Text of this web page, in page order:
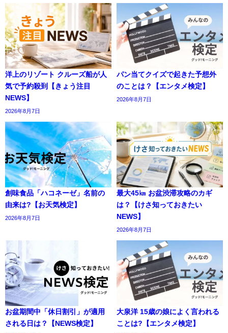
洋上のリゾート クルーズ船が人
気で予約殺到【きょう注目
NEWS】
2026年8月7日
パン当てクイズで起きた予想外
のことは？【エンタメ検定】
2026年8月7日
創味食品「ハコネーゼ」名前の
由来は?【お天気検定】
2026年8月7日
最大45㎞ お盆渋滞攻略のカギ
は？【けさ知っておきたい
NEWS】
2026年8月7日
お盆期間中「休日割引」が適用
される日は？【NEWS検定】
大泉洋 15歳の娘によく言われる
ことは?【エンタメ検定】